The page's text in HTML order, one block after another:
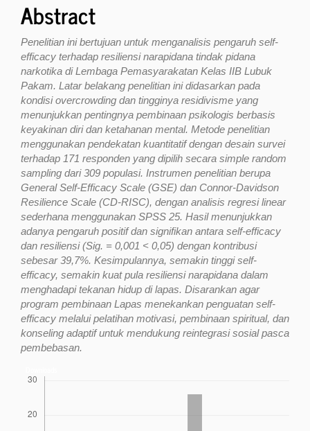
Abstract
Penelitian ini bertujuan untuk menganalisis pengaruh self-
efficacy terhadap resiliensi narapidana tindak pidana
narkotika di Lembaga Pemasyarakatan Kelas IIB Lubuk
Pakam. Latar belakang penelitian ini didasarkan pada
kondisi overcrowding dan tingginya residivisme yang
menunjukkan pentingnya pembinaan psikologis berbasis
keyakinan diri dan ketahanan mental. Metode penelitian
menggunakan pendekatan kuantitatif dengan desain survei
terhadap 171 responden yang dipilih secara simple random
sampling dari 309 populasi. Instrumen penelitian berupa
General Self-Efficacy Scale (GSE) dan Connor-Davidson
Resilience Scale (CD-RISC), dengan analisis regresi linear
sederhana menggunakan SPSS 25. Hasil menunjukkan
adanya pengaruh positif dan signifikan antara self-efficacy
dan resiliensi (Sig. = 0,001 < 0,05) dengan kontribusi
sebesar 39,7%. Kesimpulannya, semakin tinggi self-
efficacy, semakin kuat pula resiliensi narapidana dalam
menghadapi tekanan hidup di lapas. Disarankan agar
program pembinaan Lapas menekankan penguatan self-
efficacy melalui pelatihan motivasi, pembinaan spiritual, dan
konseling adaptif untuk mendukung reintegrasi sosial pasca
pembebasan.